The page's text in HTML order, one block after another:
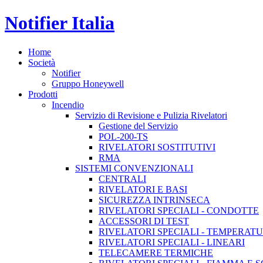
Notifier Italia
Home
Società
Notifier
Gruppo Honeywell
Prodotti
Incendio
Servizio di Revisione e Pulizia Rivelatori
Gestione del Servizio
POL-200-TS
RIVELATORI SOSTITUTIVI
RMA
SISTEMI CONVENZIONALI
CENTRALI
RIVELATORI E BASI
SICUREZZA INTRINSECA
RIVELATORI SPECIALI - CONDOTTE
ACCESSORI DI TEST
RIVELATORI SPECIALI -
RIVELATORI SPECIALI - LINEARI
TELECAMERE TERMICHE